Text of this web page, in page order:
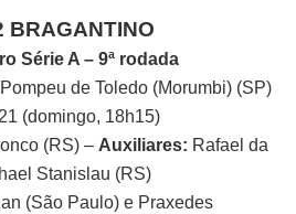
BRAGANTINO
Série A – 9ª rodada
de Toledo (Morumbi) (SP)
(domingo, 18h15)
(RS) – Auxiliares: Rafael da
Stanislau (RS)
(São Paulo) e Praxedes